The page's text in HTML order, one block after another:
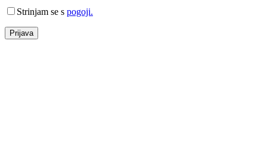
Strinjam se s pogoji.
Prijava